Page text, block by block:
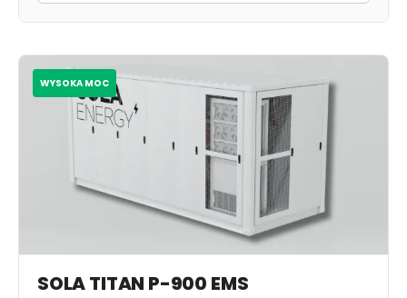
WYSOKA MOC
SOLA TITAN P-900 EMS